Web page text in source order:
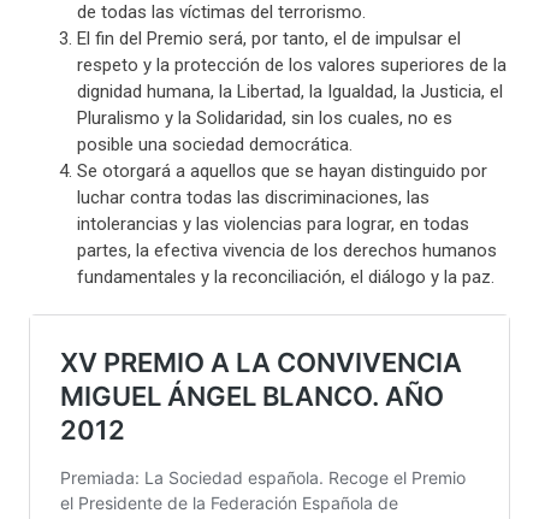
de todas las víctimas del terrorismo.
El fin del Premio será, por tanto, el de impulsar el
respeto y la protección de los valores superiores de la
dignidad humana, la Libertad, la Igualdad, la Justicia, el
Pluralismo y la Solidaridad, sin los cuales, no es
posible una sociedad democrática.
Se otorgará a aquellos que se hayan distinguido por
luchar contra todas las discriminaciones, las
intolerancias y las violencias para lograr, en todas
partes, la efectiva vivencia de los derechos humanos
fundamentales y la reconciliación, el diálogo y la paz.